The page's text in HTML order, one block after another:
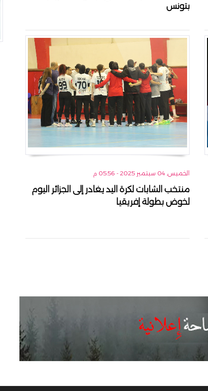
بتونس
الخميس, 04 سبتمبر 2025 - 05:56 م
منتخب الشابات لكرة اليد يغادر إلى الجزائر اليوم
لخوض بطولة إفريقيا